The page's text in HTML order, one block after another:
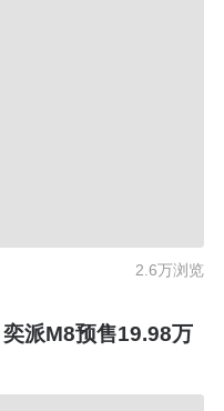
2.6万浏览
派M8预售19.98万